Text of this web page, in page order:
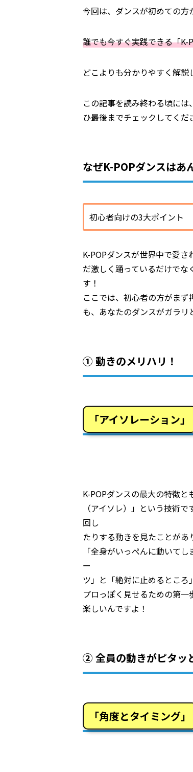
今回は、ダンスが初めての方
誰でも今すぐ実践できる「K-
どこよりも分かりやすく解説
この記事を読み終わる頃に
ひ最後までチェックしてくだ
なぜK-POPダンスはあ
初心者向けの3大ポイント
K-POPダンスが世界中で愛
だ激しく踊っているだけで
す！
ここでは、初心者の方がま
も、あなたのダンスがガラリ
① 動きのメリハリ！
「アイソレーション」
K-POPダンスの最大の特徴
（アイソレ）」という技術
回し
たりする動きを見たことがあ
「全身がいっぺんに動いて
ー
ツ」と「絶対に止めるところ
プロっぽく見せるための第
楽しいんですよ！
② 全員の動きがピタッ
「角度とタイミング」